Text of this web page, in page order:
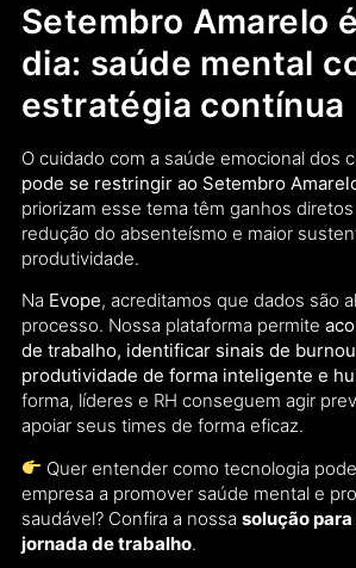
Setembro Amarelo
dia: saúde mental
estratégia contínua
O cuidado com a saúde emocional dos
pode se restringir ao Setembro
priorizam esse tema têm ganhos
redução do absenteísmo e maior
produtividade.
Na Evope, acreditamos que dados são
processo. Nossa plataforma permite
de trabalho, identificar sinais de
produtividade de forma inteligente e
forma, líderes e RH conseguem agir
apoiar seus times de forma eficaz.
Quer entender como tecnologia
empresa a promover saúde mental e
saudável? Confira a nossa solução
jornada de trabalho.